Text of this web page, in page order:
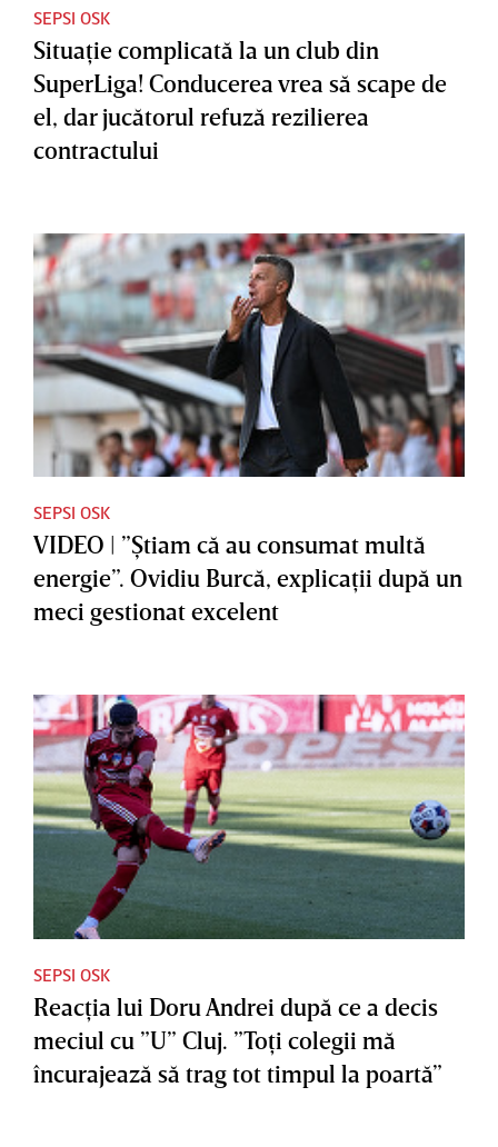
SEPSI OSK
Situaţie complicată la un club din
SuperLiga! Conducerea vrea să scape de
el, dar jucătorul refuză rezilierea
contractului
SEPSI OSK
VIDEO | ”Ştiam că au consumat multă
energie”. Ovidiu Burcă, explicaţii după un
meci gestionat excelent
SEPSI OSK
Reacţia lui Doru Andrei după ce a decis
meciul cu ”U” Cluj. ”Toţi colegii mă
încurajează să trag tot timpul la poartă”